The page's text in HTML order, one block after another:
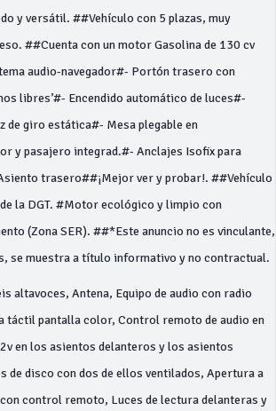
y versátil. ##Vehículo con 5 plazas, muy
##Cuenta con un motor Gasolina de 130 cv
audio-navegador#- Portón trasero con
libres’#- Encendido automático de luces#-
de giro estática#- Mesa plegable en
y pasajero integrad.#- Anclajes Isofix para
trasero##¡Mejor ver y probar!. ##Vehículo
la DGT. #Motor ecológico y limpio con
(Zona SER). ##*Este anuncio no es vinculante,
se muestra a título informativo y no contractual.
altavoces, Antena, Equipo de audio con radio
táctil pantalla color, Control remoto de audio en
en los asientos delanteros y los asientos
de disco con dos de ellos ventilados, Apertura a
control remoto, Luces de lectura delanteras y